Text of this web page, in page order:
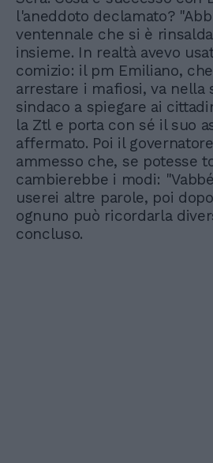
l'aneddoto declamato?
ventennale che si è
insieme. In realtà avevo
comizio: il pm Emiliano,
arrestare i mafiosi, va nella
sindaco a spiegare ai
la Ztl e porta con sé il suo
affermato. Poi il
ammesso che, se potesse
cambierebbe i modi:
userei altre parole, poi
ognuno può ricordarla
concluso.